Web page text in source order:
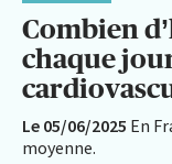
Combien
chaque
Le 05/06/2025 En
moyenne.